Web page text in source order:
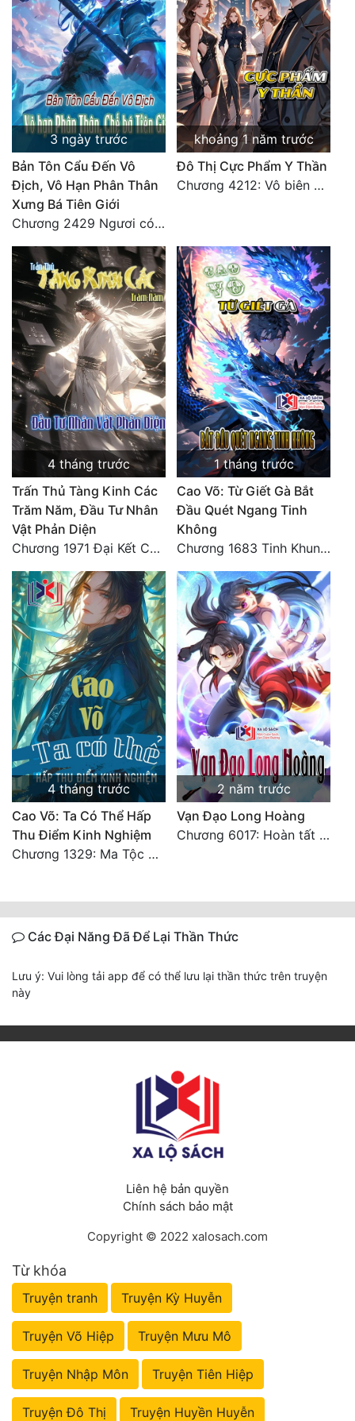
Đẹp
Đẹp Hiệp
Tính Cách Nhân Vật :
Cơ Trí
Sát Phạt Quyết Đoán
Vô Sỉ
Điềm Đạm
3 ngày trước
Bản Tôn Cẩu Đến Vô
Địch, Vô Hạn Phân Thân
Xưng Bá Tiên Giới
Chương 2429 Ngươi có tuệ nhãn? Ta có...
khoảng 1 năm trước
Đô Thị Cực Phẩm Y Thần
Chương 4212: Vô biên hắc ám
4 tháng trước
Trấn Thủ Tàng Kinh Các
Trăm Năm, Đầu Tư Nhân
Vật Phản Diện
Chương 1971 Đại Kết Cục!
1 tháng trước
Cao Võ: Từ Giết Gà Bắt
Đầu Quét Ngang Tinh
Không
Chương 1683 Tinh Khung Võ Thánh (Hết)
4 tháng trước
Cao Võ: Ta Có Thể Hấp
Thu Điểm Kinh Nghiệm
Chương 1329: Ma Tộc đại công chúa Thương Nguyệt
2 năm trước
Vạn Đạo Long Hoàng
Chương 6017: Hoàn tất cảm nghĩ của tác giả
Các Đại Năng Đã Để Lại Thần Thức
Lưu ý: Vui lòng tải app để có thể lưu lại thần thức trên truyện
này
Liên hệ bản quyền
Chính sách bảo mật
Copyright © 2022 xalosach.com
Từ khóa
Truyện tranh Truyện Kỳ Huyễn
Truyện Võ Hiệp Truyện Mưu Mô
Truyện Nhập Môn Truyện Tiên Hiệp
Truyện Đô Thị Truyện Huyền Huyễn